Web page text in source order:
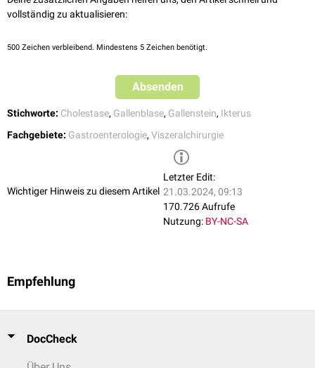
vollständig zu aktualisieren:
500 Zeichen verbleibend. Mindestens 5 Zeichen benötigt.
Absenden
Stichworte: Cholestase, Gallenblase, Gallenstein, Ikterus
Fachgebiete: Gastroenterologie, Viszeralchirurgie
Wichtiger Hinweis zu diesem Artikel
Letzter Edit:
21.03.2024, 09:13
170.726 Aufrufe
Nutzung: BY-NC-SA
Empfehlung
DocCheck